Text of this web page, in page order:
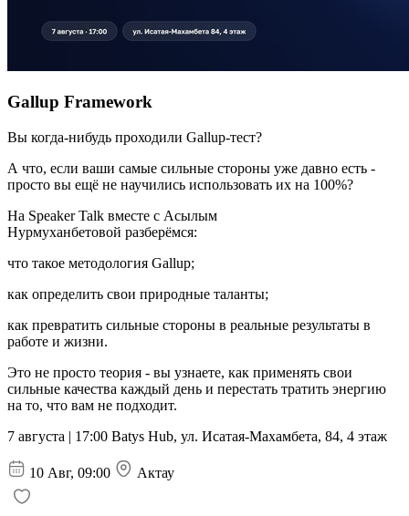
Gallup Framework
Вы когда-нибудь проходили Gallup-тест?
А что, если ваши самые сильные стороны уже давно есть -
просто вы ещё не научились использовать их на 100%?
На Speaker Talk вместе с Асылым
Нурмуханбетовой разберёмся:
что такое методология Gallup;
как определить свои природные таланты;
как превратить сильные стороны в реальные результаты в
работе и жизни.
Это не просто теория - вы узнаете, как применять свои
сильные качества каждый день и перестать тратить энергию
на то, что вам не подходит.
7 августа | 17:00 Batys Hub, ул. Исатая-Махамбета, 84, 4 этаж
10 Авг, 09:00 Актау